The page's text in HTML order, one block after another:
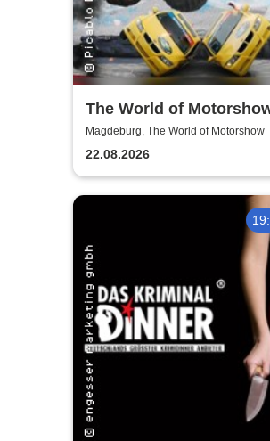
The World of
Jeffrey & Anthony Korth
Motorshow
Magdeburg, The World of Motorshow
22.08.2026